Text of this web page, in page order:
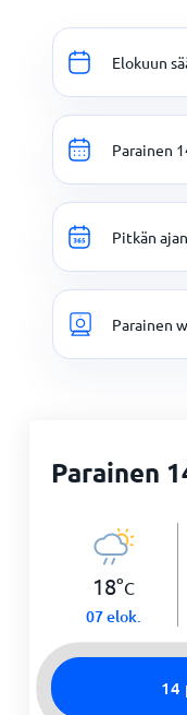
Elokuun
Parainen
Pitkän
Parainen
Parainen
18°C
07 elok.
14